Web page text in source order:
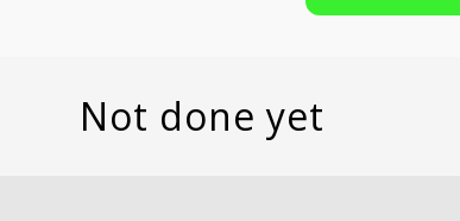
Not done yet